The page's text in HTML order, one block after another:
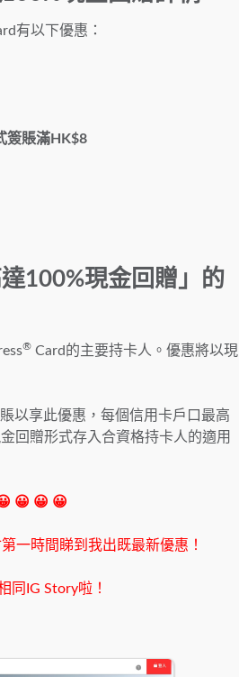
有以下優惠：
簽賬滿HK$8
100%現金回贈」的
® Card的主要持卡人。優惠將以現
以享此優惠，每個信用卡戶口最高
回贈形式存入合資格持卡人的適用
😀 😀 😀
一時間睇到我出既最新優惠！
同IG Story啦！